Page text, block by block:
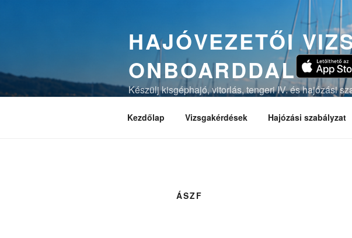
HAJÓVEZETŐI
ONBOARDDAL
Készülj kisgéphajó, vitorlás, tengeri IV. és hajózási
Kezdőlap Vizsgakérdések Hajózási szabályzat
ÁSZF